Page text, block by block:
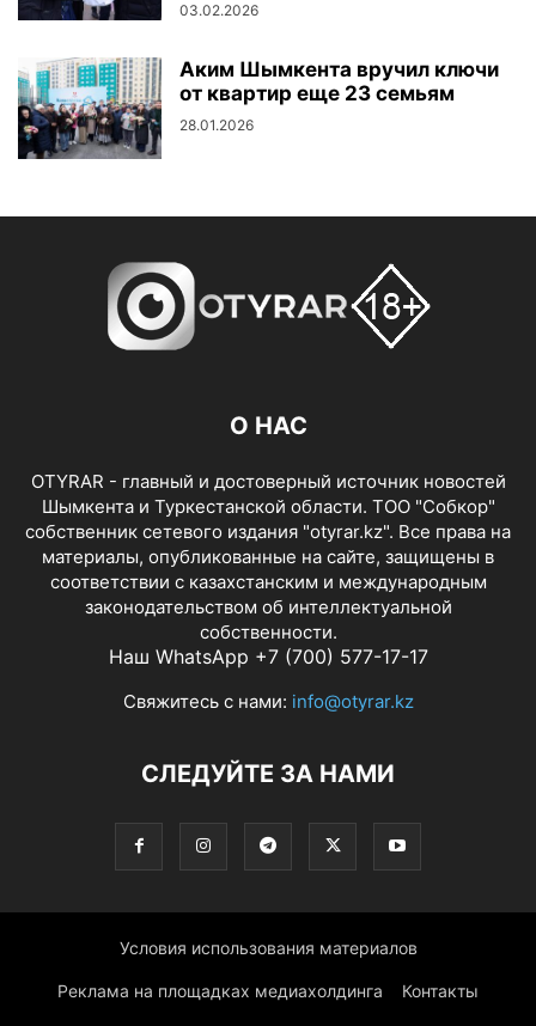
03.02.2026
Аким Шымкента вручил ключи
от квартир еще 23 семьям
28.01.2026
О НАС
OTYRAR - главный и достоверный источник новостей
Шымкента и Туркестанской области. ТОО "Собкор"
собственник сетевого издания "otyrar.kz". Все права на
материалы, опубликованные на сайте, защищены в
соответствии с казахстанским и международным
законодательством об интеллектуальной
собственности.
Наш WhatsApp +7 (700) 577-17-17
Свяжитесь с нами: info@otyrar.kz
СЛЕДУЙТЕ ЗА НАМИ
Условия использования материалов
Реклама на площадках медиахолдинга Контакты